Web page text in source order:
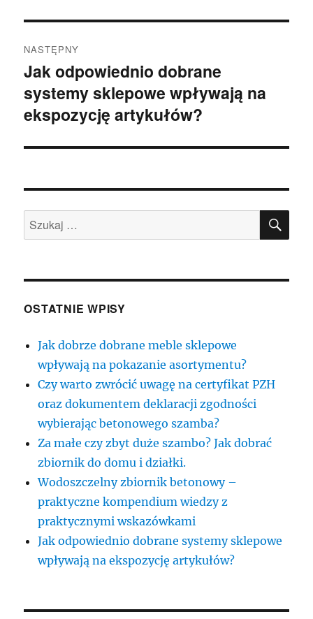
NASTĘPNY
Następny
wpis:
Jak odpowiednio dobrane
systemy sklepowe wpływają na
ekspozycję artykułów?
Szukaj:
OSTATNIE WPISY
Jak dobrze dobrane meble sklepowe
wpływają na pokazanie asortymentu?
Czy warto zwrócić uwagę na certyfikat PZH
oraz dokumentem deklaracji zgodności
wybierając betonowego szamba?
Za małe czy zbyt duże szambo? Jak dobrać
zbiornik do domu i działki.
Wodoszczelny zbiornik betonowy –
praktyczne kompendium wiedzy z
praktycznymi wskazówkami
Jak odpowiednio dobrane systemy sklepowe
wpływają na ekspozycję artykułów?